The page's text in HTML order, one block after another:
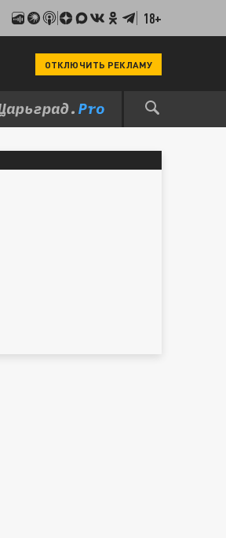
18+
ОТКЛЮЧИТЬ РЕКЛАМУ